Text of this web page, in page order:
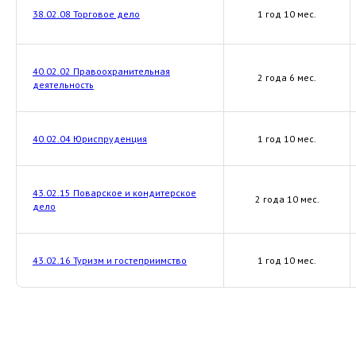
38.02.08 Торговое дело 1 год 10 мес.
40.02.02 Правоохранительная
деятельность
2 года 6 мес.
40.02.04 Юриспруденция 1 год 10 мес.
43.02.15 Поварское и кондитерское
дело
2 года 10 мес.
43.02.16 Туризм и гостеприимство 1 год 10 мес.